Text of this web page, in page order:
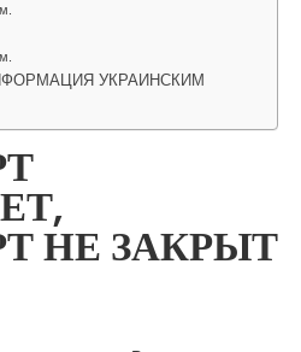
УКРАИНСКИМ
НЕ ЗАКРЫТ